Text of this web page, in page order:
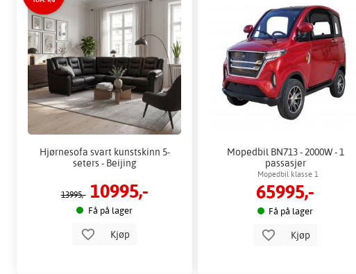
Hjørnesofa svart kunstskinn 5-
seters - Beijing
13995,- 10995,-
Få på lager
Kjøp
Mopedbil BN713 - 2000W - 1
passasjer
Mopedbil klasse 1
65995,-
Få på lager
Kjøp